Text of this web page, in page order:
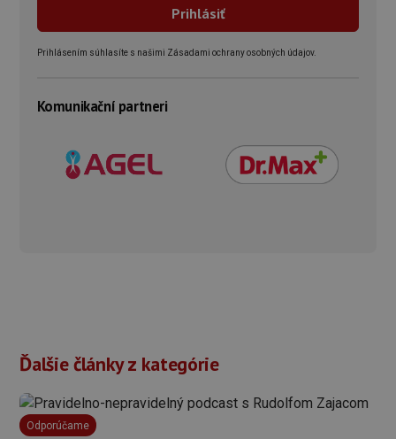
Prihlásením súhlasíte s našimi Zásadami ochrany osobných údajov.
Komunikační partneri
Ďalšie články z kategórie
Odporúčame